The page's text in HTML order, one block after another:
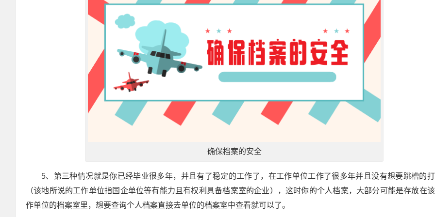
确保档案的安全
5、第三种情况就是你已经毕业很多年，并且有了稳定的工作了，在工作单位工作了很多年并且没有想要跳槽的
（该地所说的工作单位指国企单位等有能力且有权利具备档案室的企业），这时你的个人档案，大部分可能是存放在
作单位的档案室里，想要查询个人档案直接去单位的档案室中查看就可以了。